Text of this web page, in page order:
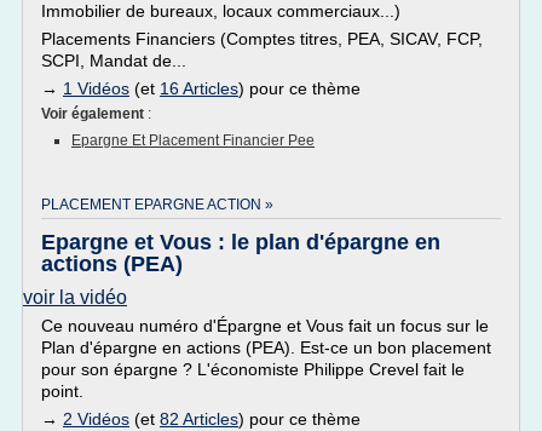
Immobilier de bureaux, locaux commerciaux...)
Placements Financiers (Comptes titres, PEA, SICAV, FCP,
SCPI, Mandat de...
→ 1 Vidéos (et 16 Articles) pour ce thème
Voir également :
Epargne Et Placement Financier Pee
PLACEMENT EPARGNE ACTION »
Epargne et Vous : le plan d'épargne en
actions (PEA)
voir la vidéo
Ce nouveau numéro d'Épargne et Vous fait un focus sur le
Plan d'épargne en actions (PEA). Est-ce un bon placement
pour son épargne ? L'économiste Philippe Crevel fait le
point.
→ 2 Vidéos (et 82 Articles) pour ce thème